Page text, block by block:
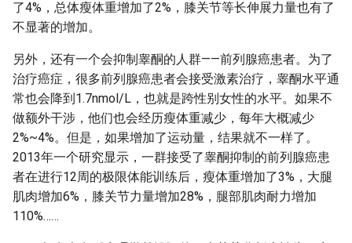
了4%，总体瘦体重增加了2%，膝关节等长伸展力量也有了
不显著的增加。
另外，还有一个会抑制睾酮的人群——前列腺癌患者。为了
治疗癌症，很多前列腺癌患者会接受激素治疗，睾酮水平通
常也会降到1.7nmol/L，也就是跨性别女性的水平。如果不
做额外干涉，他们也会经历瘦体重减少，每年大概减少
2%~4%。但是，如果增加了运动量，结果就不一样了。
2013年一个研究显示，一群接受了睾酮抑制的前列腺癌患
者在进行12周的极限体能训练后，瘦体重增加了3%，大腿
肌肉增加6%，膝关节力量增加28%，腿部肌肉耐力增加
110%……